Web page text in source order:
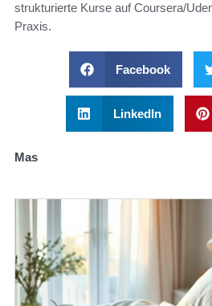
strukturierte Kurse auf Coursera/
Praxis.
Facebook
LinkedIn
Mas